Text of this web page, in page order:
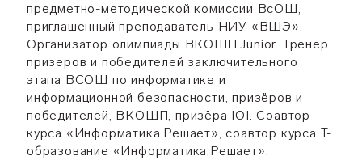
предметно-методической комиссии ВсОШ,
приглашенный преподаватель НИУ «ВШЭ».
Организатор олимпиады ВКОШП.Junior. Тренер
призеров и победителей заключительного
этапа ВСОШ по информатике и
информационной безопасности, призёров и
победителей, ВКОШП, призёра IOI. Соавтор
курса «Информатика.Решает», соавтор курса Т-
образование «Информатика.Решает».